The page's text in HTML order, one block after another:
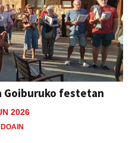
Goiburuko festetan
2026